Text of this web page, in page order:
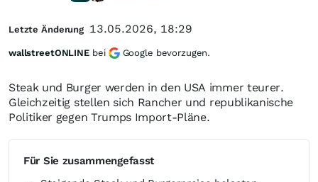
Steak und Burger werden in den USA immer teurer.
Gleichzeitig stellen sich Rancher und republikanische
Politiker gegen Trumps Import-Pläne.
Für Sie zusammengefasst
Letzte Änderung 13.05.2026, 18:29
wallstreetONLINE bei Google bevorzugen.